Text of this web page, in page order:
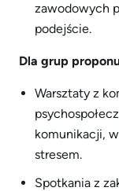
zawodowych
podejście.
Dla grup
Warsztaty z
komunikacji,
stresem.
Spotkania z